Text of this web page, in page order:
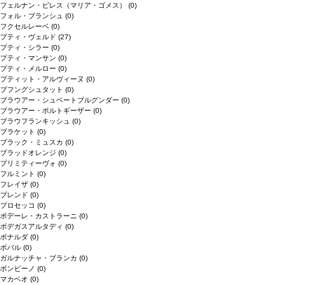
フェルナン・ピレス（マリア・ゴメス） (0)
フォル・ブランシュ (0)
フクセルレーベ (0)
プティ・ヴェルド (27)
プティ・シラー (0)
プティ・マンサン (0)
プティ・メルロー (0)
プティット・アルヴィーヌ (0)
プフングシュタット (0)
ブラウアー・シュペートブルグンダー (0)
ブラウアー・ポルトギーザー (0)
ブラウフランキッシュ (0)
ブラケット (0)
ブラック・ミュスカ (0)
ブラッドオレンジ (0)
プリミティーヴォ (0)
フルミント (0)
フレイザ (0)
ブレンド (0)
プロセッコ (0)
ポデーレ・カストラーニ (0)
ボデガスアルタディ (0)
ボナルダ (0)
ボバル (0)
ガルナッチャ・ブランカ (0)
ボンビーノ (0)
マカベオ (0)